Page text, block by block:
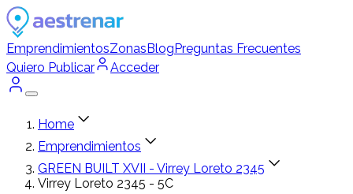
EmprendimientosZonasBlogPreguntas Frecuentes
Quiero Publicar
Acceder
Home
Emprendimientos
GREEN BUILT XVII - Virrey Loreto 2345
Virrey Loreto 2345 - 5C